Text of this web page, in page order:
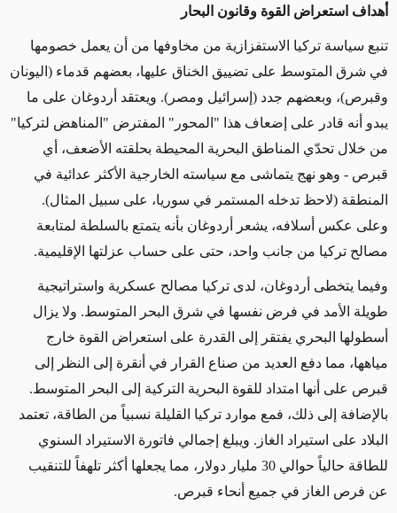
أهداف استعراض القوة وقانون البحار
تنبع سياسة تركيا الاستفزازية من مخاوفها من أن يعمل خصومها
في شرق المتوسط على تضييق الخناق عليها​​، بعضهم قدماء (اليونان
وقبرص)، وبعضهم جدد (إسرائيل ومصر). ويعتقد أردوغان على ما
يبدو أنه قادر على إضعاف هذا "المحور" المفترض "المناهض لتركيا"
من خلال تحدّي المناطق البحرية المحيطة بحلقته الأضعف، أي
قبرص - وهو نهج يتماشى مع سياسته الخارجية الأكثر عدائية في
المنطقة (لاحظ تدخله المستمر في سوريا، على سبيل المثال).
وعلى عكس أسلافه، يشعر أردوغان بأنه يتمتع بالسلطة لمتابعة
مصالح تركيا من جانب واحد، حتى على حساب عزلتها الإقليمية.
وفيما يتخطى أردوغان، لدى تركيا مصالح عسكرية واستراتيجية
طويلة الأمد في فرض نفسها في شرق البحر المتوسط. ولا يزال
أسطولها البحري يفتقر إلى القدرة على استعراض القوة خارج
مياهها، مما دفع العديد من صناع القرار في أنقرة إلى النظر إلى
قبرص على أنها امتداد للقوة البحرية التركية إلى البحر المتوسط.
بالإضافة إلى ذلك، فمع موارد تركيا القليلة نسبياً من الطاقة، تعتمد
البلاد على استيراد الغاز. ويبلغ إجمالي فاتورة الاستيراد السنوي
للطاقة حالياً حوالي 30 مليار دولار، مما يجعلها أكثر تلهفاً للتنقيب
عن فرص الغاز في جميع أنحاء قبرص.